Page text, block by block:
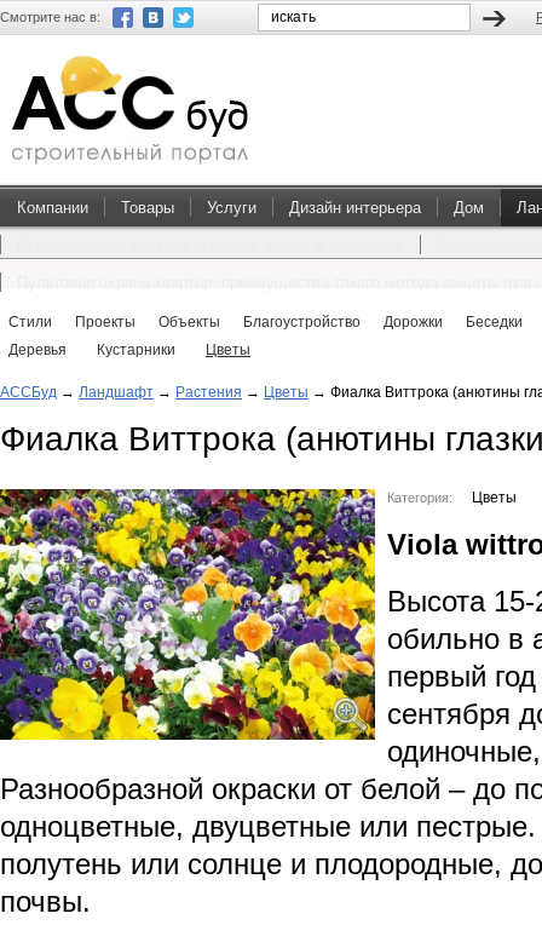
Смотрите нас в:
Компании Товары Услуги Дизайн интерьера Дом
Стили Проекты Объекты Благоустройство Дорожки
Беседки
Деревья
Кустарники Цветы
АССБуд → Ландшафт → Растения → Цветы → Фиалка Виттрока (анютины
Фиалка Виттрока (анютины
Категория: Цветы
Viola
Высота
обильно в
первый
сентября
Разнообразной окраски от белой – до
одноцветные, двуцветные или
полутень или солнце и плодородные,
почвы.